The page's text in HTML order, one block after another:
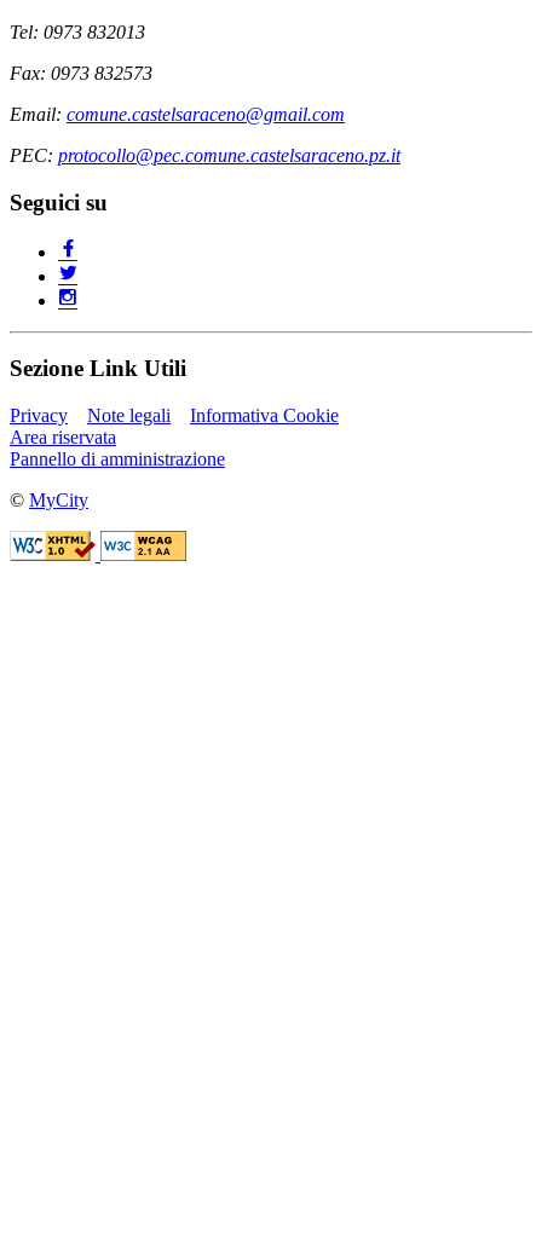
Tel: 0973 832013
Fax: 0973 832573
Email: comune.castelsaraceno@gmail.com
PEC: protocollo@pec.comune.castelsaraceno.pz.it
Seguici su
Sezione Link Utili
Privacy Note legali
Informativa Cookie
Area riservata
Pannello di amministrazione
© MyCity